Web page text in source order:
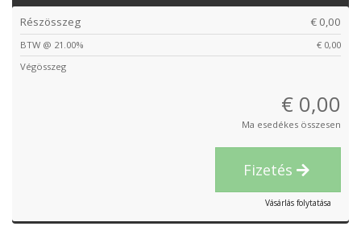
Részösszeg € 0,00
BTW @ 21.00%
€ 0,00
Végösszeg
€ 0,00
Ma esedékes összesen
Fizetés
Vásárlás folytatása